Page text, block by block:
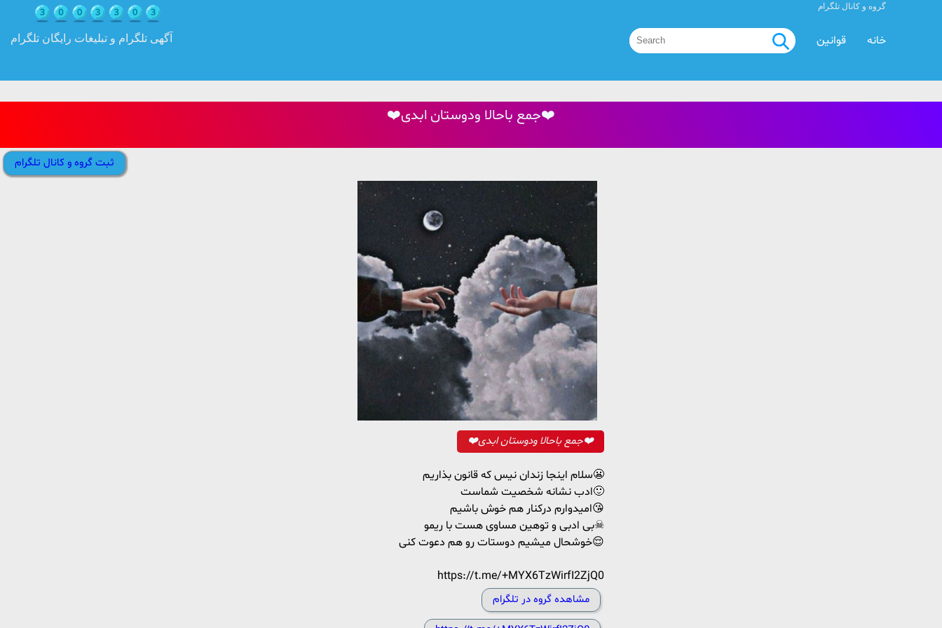
آگهی تلگرام و تبلیغات رایگان تلگرام
گروه و کانال تلگرام
قوانین خانه
❤️جمع باحالا ودوستان ابدی❤️
ثبت گروه و کانال تلگرام
❤️جمع باحالا ودوستان ابدی❤️
سلام اینجا زندان نیس که قانون بذاریم😬
ادب نشانه شخصیت شماست🙂
امیدوارم درکنار هم خوش باشیم😘
بی ادبی و توهین مساوی هست با ریمو☠
خوشحال میشیم دوستات رو هم دعوت کنی😌
https://t.me/+MYX6TzWirfI2ZjQ0
مشاهده گروه در تلگرام